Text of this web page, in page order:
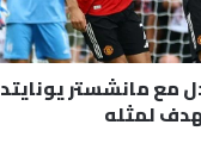
مع مانشستر يونايتد
لمثله